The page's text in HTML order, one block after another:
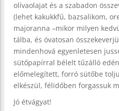
olívaolajat és a szabadon
(lehet kakukkfű, bazsalikom,
majoranna –mikor milyen
tálba, és óvatosan
mindenhová egyenletesen
sütőpapírral bélelt tűzálló
előmelegített, forró sütőbe
elkészül, félidőben forgassuk
Jó étvágyat!